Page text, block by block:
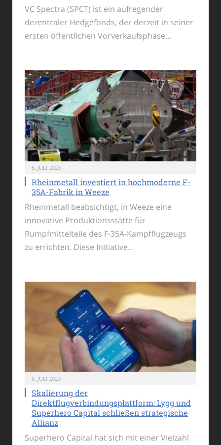
VC Spectra (SPCT) ist ein aufregender
dezentraler Hedgefonds, der derzeit in seiner
ersten öffentlichen Vorverkaufsphase…
6. JULI 2023
Rheinmetall investiert in hochmoderne F-
35A-Fabrik in Weeze
Rheinmetall beabsichtigt, in Weeze eine
innovative Produktionsstätte für
Rumpfmittelteile des F-35A-Kampfflugzeugs
zu errichten. Diese Initiative…
5. JULI 2023
Skalierung der
Direktflugverbindungsplattform: Lygg und
Superhero Capital schließen strategische
Allianz
Superhero Capital hat sich mit einer Vielzahl